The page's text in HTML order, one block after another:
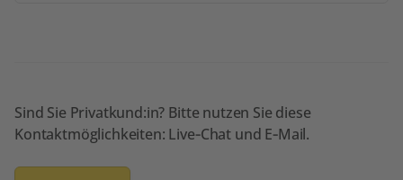
Sind Sie Privatkund:in? Bitte nutzen Sie diese
Kontaktmöglichkeiten: Live‑Chat und E‑Mail.